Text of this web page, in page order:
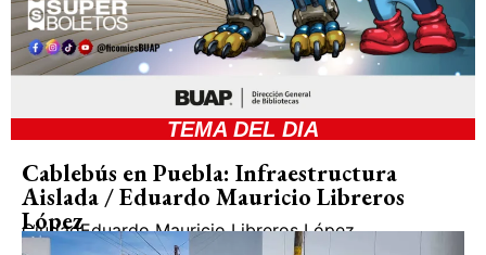
TEMA DEL DIA
Cablebús en Puebla: Infraestructura
Aislada / Eduardo Mauricio Libreros
López
CiudadEduardo Mauricio Libreros López